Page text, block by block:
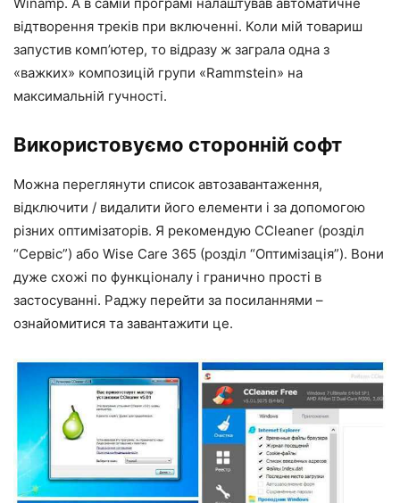
відтворення треків при включенні. Коли мій товариш
запустив комп’ютер, то відразу ж заграла одна з
«важких» композицій групи «Rammstein» на
максимальній гучності.
Використовуємо сторонній софт
Можна переглянути список автозавантаження,
відключити / видалити його елементи і за допомогою
різних оптимізаторів. Я рекомендую CCleaner (розділ
“Сервіс”) або Wise Care 365 (розділ “Оптимізація”). Вони
дуже схожі по функціоналу і гранично прості в
застосуванні. Раджу перейти за посиланнями –
ознайомитися та завантажити це.